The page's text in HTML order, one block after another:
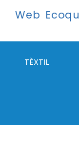
Web
TÈXTIL